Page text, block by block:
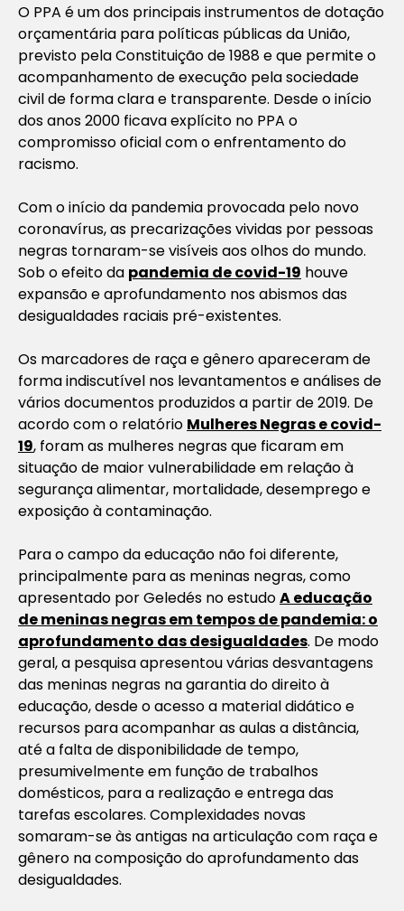
O PPA é um dos principais instrumentos de dotação
orçamentária para políticas públicas da União,
previsto pela Constituição de 1988 e que permite o
acompanhamento de execução pela sociedade
civil de forma clara e transparente. Desde o início
dos anos 2000 ficava explícito no PPA o
compromisso oficial com o enfrentamento do
racismo.
Com o início da pandemia provocada pelo novo
coronavírus, as precarizações vividas por pessoas
negras tornaram-se visíveis aos olhos do mundo.
Sob o efeito da pandemia de covid-19 houve
expansão e aprofundamento nos abismos das
desigualdades raciais pré-existentes.
Os marcadores de raça e gênero apareceram de
forma indiscutível nos levantamentos e análises de
vários documentos produzidos a partir de 2019. De
acordo com o relatório Mulheres Negras e covid-
19, foram as mulheres negras que ficaram em
situação de maior vulnerabilidade em relação à
segurança alimentar, mortalidade, desemprego e
exposição à contaminação.
Para o campo da educação não foi diferente,
principalmente para as meninas negras, como
apresentado por Geledés no estudoA educação
de meninas negras em tempos de pandemia: o
aprofundamento das desigualdades. De modo
geral, a pesquisa apresentou várias desvantagens
das meninas negras na garantia do direito à
educação, desde o acesso a material didático e
recursos para acompanhar as aulas a distância,
até a falta de disponibilidade de tempo,
presumivelmente em função de trabalhos
domésticos, para a realização e entrega das
tarefas escolares. Complexidades novas
somaram-se às antigas na articulação com raça e
gênero na composição do aprofundamento das
desigualdades.